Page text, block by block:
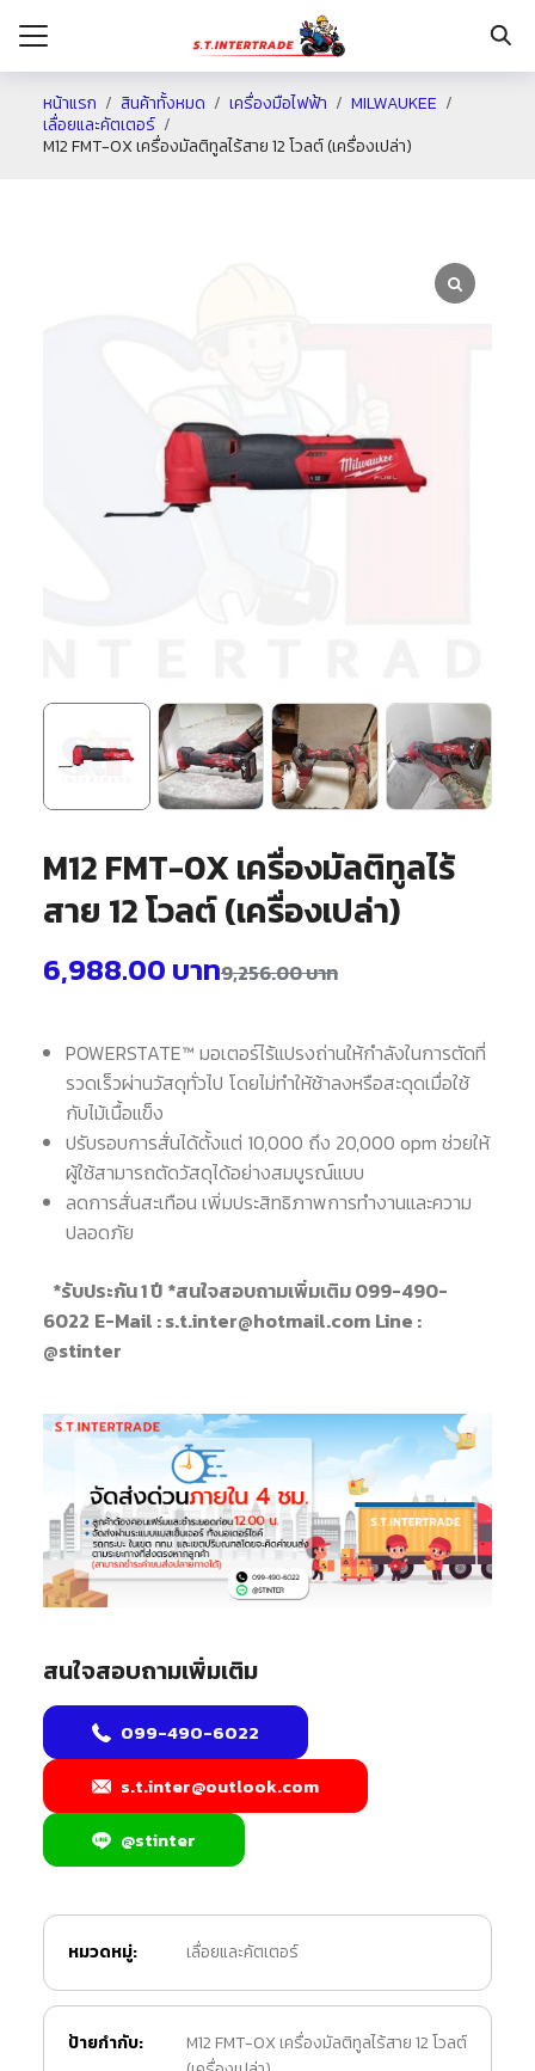
หน้าแรก สินค้าทั้งหมด เครื่องมือไฟฟ้า
MILWAUKEE
เลื่อยและคัตเตอร์
M12 FMT-0X เครื่องมัลติทูลไร้สาย 12 โวลต์ (เครื่องเปล่า)
M12 FMT-0X เครื่องมัลติทูลไร้
สาย 12 โวลต์ (เครื่องเปล่า)
9,256.00บาท
6,988.00 บาท
POWERSTATE™ มอเตอร์ไร้แปรงถ่านให้กำลังในการตัดที่
รวดเร็วผ่านวัสดุทั่วไป โดยไม่ทำให้ช้าลงหรือสะดุดเมื่อใช้
กับไม้เนื้อแข็ง
ปรับรอบการสั่นได้ตั้งแต่ 10,000 ถึง 20,000 opm ช่วยให้
ผู้ใช้สามารถตัดวัสดุได้อย่างสมบูรณ์แบบ
ลดการสั่นสะเทือน เพิ่มประสิทธิภาพการทำงานและความ
ปลอดภัย
*รับประกัน 1 ปี *สนใจสอบถามเพิ่มเติม 099-490-
6022 E-Mail : s.t.inter@hotmail.com Line :
@stinter
สนใจสอบถามเพิ่มเติม
099-490-6022
s.t.inter@outlook.com
@stinter
หมวดหมู่: เลื่อยและคัตเตอร์
ป้ายกำกับ:
M12 FMT-0X เครื่องมัลติทูลไร้สาย 12 โวลต์